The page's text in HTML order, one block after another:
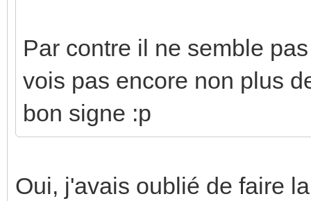
Par contre il ne semble
vois pas encore non plus
bon signe :p
Oui, j'avais oublié de faire